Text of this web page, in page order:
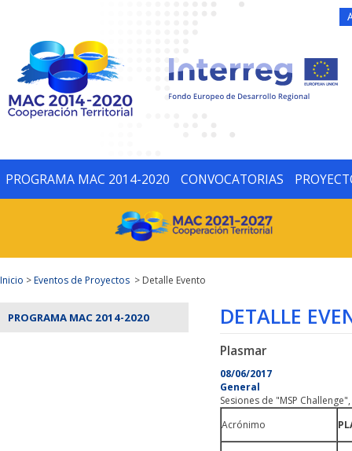
PROGRAMA MAC 2014-2020 CONVOCATORIAS
Inicio >Eventos de Proyectos > Detalle Evento
PROGRAMA MAC 2014-2020 DETALLE
Plasmar
08/06/2017
General
Sesiones de "MSP
Acrónimo